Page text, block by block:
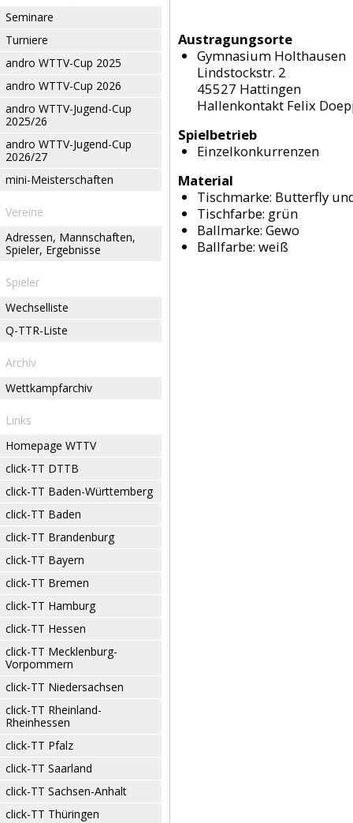
Seminare
Turniere
andro WTTV-Cup 2025
andro WTTV-Cup 2026
andro WTTV-Jugend-Cup
2025/26
andro WTTV-Jugend-Cup
2026/27
mini-Meisterschaften
Vereine
Adressen, Mannschaften,
Spieler, Ergebnisse
Spieler
Wechselliste
Q-TTR-Liste
Archiv
Wettkampfarchiv
Links
Homepage WTTV
click-TT DTTB
click-TT Baden-Württemberg
click-TT Baden
click-TT Brandenburg
click-TT Bayern
click-TT Bremen
click-TT Hamburg
click-TT Hessen
click-TT Mecklenburg-
Vorpommern
click-TT Niedersachsen
click-TT Rheinland-
Rheinhessen
click-TT Pfalz
click-TT Saarland
click-TT Sachsen-Anhalt
click-TT Thüringen
Austragungsorte
Gymnasium Holthausen
Lindstockstr. 2
45527 Hattingen
Hallenkontakt Felix
Spielbetrieb
Einzelkonkurrenzen
Material
Tischmarke: Butterfly
Tischfarbe: grün
Ballmarke: Gewo
Ballfarbe: weiß